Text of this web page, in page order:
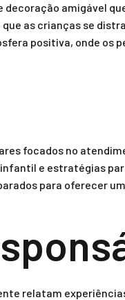
decoração amigável
as crianças se
positiva, onde os
focados no
e estratégias
para oferecer
relatam